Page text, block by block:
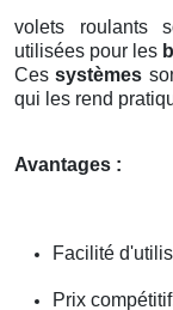
volets roulants
utilisées pour les
Cessystèmes
qui les rend
Avantages :
Facilité
Prix